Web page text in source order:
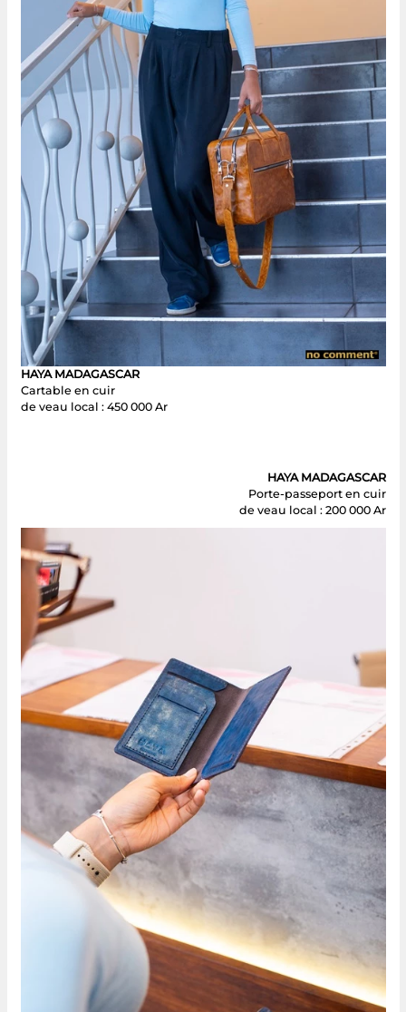
HAYA MADAGASCAR
Cartable en cuir
de veau local : 450 000 Ar
HAYA MADAGASCAR
Porte-passeport en cuir
de veau local : 200 000 Ar